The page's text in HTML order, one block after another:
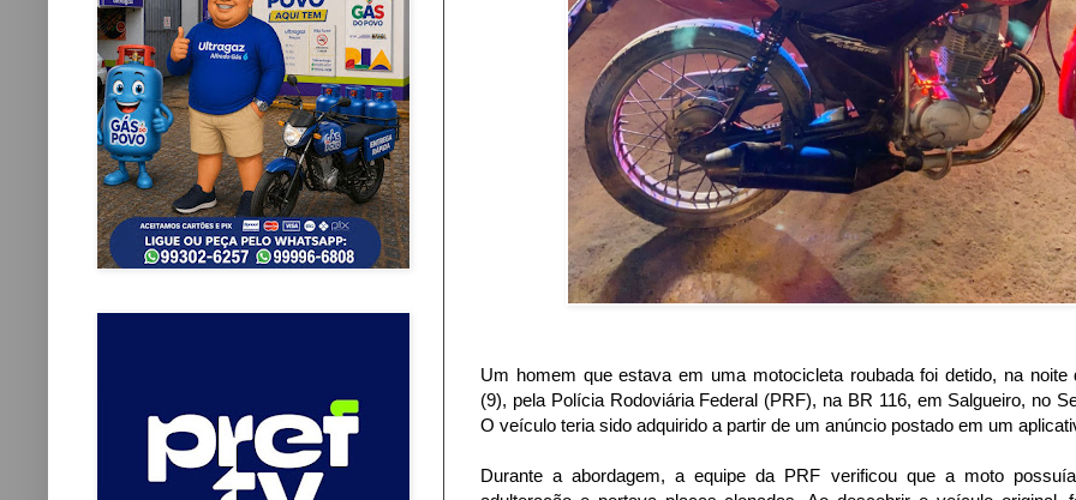
Um homem que estava em uma motocicleta roubada foi detido, na noite
(9), pela Polícia Rodoviária Federal (PRF), na BR 116, em Salgueiro, no
O veículo teria sido adquirido a partir de um anúncio postado em um
Durante a abordagem, a equipe da PRF verificou que a moto